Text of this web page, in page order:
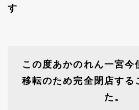
す
この度あかのれん一宮今
移転のため完全閉店する
た。